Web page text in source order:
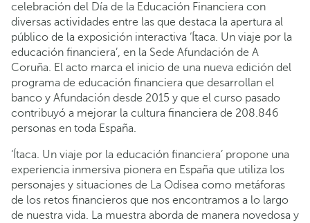
celebración del Día de la Educación Financiera con
diversas actividades entre las que destaca la apertura al
público de la exposición interactiva ‘Ítaca. Un viaje por la
educación financiera’, en la Sede Afundación de A
Coruña. El acto marca el inicio de una nueva edición del
programa de educación financiera que desarrollan el
banco y Afundación desde 2015 y que el curso pasado
contribuyó a mejorar la cultura financiera de 208.846
personas en toda España.
‘Ítaca. Un viaje por la educación financiera’ propone una
experiencia inmersiva pionera en España que utiliza los
personajes y situaciones de La Odisea como metáforas
de los retos financieros que nos encontramos a lo largo
de nuestra vida. La muestra aborda de manera novedosa y